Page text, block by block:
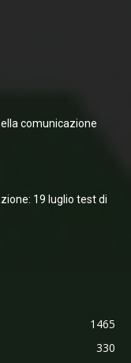
comunicazione
19 luglio test di
1465
330